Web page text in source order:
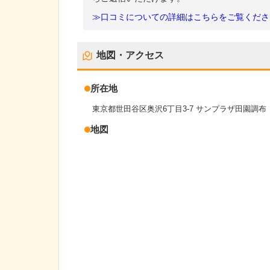
≫口コミについての詳細はこちらをご覧くだ
地図・アクセス
所在地
東京都世田谷区奥沢6丁目3-7 サンプラザ田園調布
地図